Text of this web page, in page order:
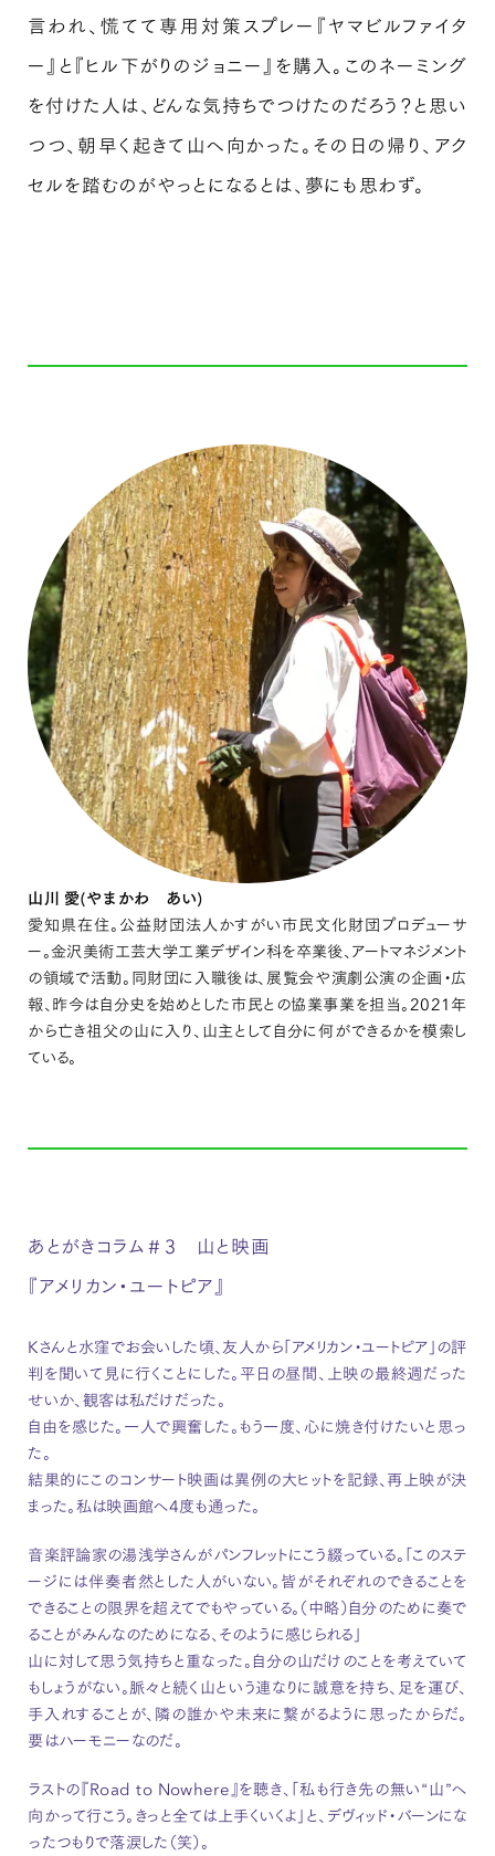
言われ、慌てて専用対策スプレー『ヤマビルファイタ
ー』と『ヒル下がりのジョニー』を購入。このネーミング
を付けた人は、どんな気持ちでつけたのだろう？と思い
つつ、朝早く起きて山へ向かった。その日の帰り、アク
セルを踏むのがやっとになるとは、夢にも思わず。
山川 愛(やまかわ あい)
愛知県在住。公益財団法人かすがい市⺠文化財団プロデューサ
ー。金沢美術工芸大学工業デザイン科を卒業後、アートマネジメント
の領域で活動。同財団に入職後は、展覧会や演劇公演の企画・広
報、昨今は自分史を始めとした市民との協業事業を担当。2021年
から亡き祖父の山に入り、山主として自分に何ができるかを模索し
ている。
あとがきコラム＃3 山と映画
『アメリカン・ユートピア』
Kさんと水窪でお会いした頃、友人から「アメリカン・ユートピア」の評
判を聞いて見に行くことにした。平日の昼間、上映の最終週だった
せいか、観客は私だけだった。
自由を感じた。一人で興奮した。もう一度、心に焼き付けたいと思っ
た。
結果的にこのコンサート映画は異例の大ヒットを記録、再上映が決
まった。私は映画館へ4度も通った。
音楽評論家の湯浅学さんがパンフレットにこう綴っている。「このステ
ージには伴奏者然とした人がいない。皆がそれぞれのできることを
できることの限界を超えてでもやっている。（中略）自分のために奏で
ることがみんなのためになる、そのように感じられる」
山に対して思う気持ちと重なった。自分の山だけのことを考えていて
もしょうがない。脈々と続く山という連なりに誠意を持ち、足を運び、
手入れすることが、隣の誰かや未来に繋がるように思ったからだ。
要はハーモニーなのだ。
ラストの『Road to Nowhere』を聴き、「私も行き先の無い“山”へ
向かって行こう。きっと全ては上手くいくよ」と、デヴィッド・バーンにな
ったつもりで落涙した（笑）。